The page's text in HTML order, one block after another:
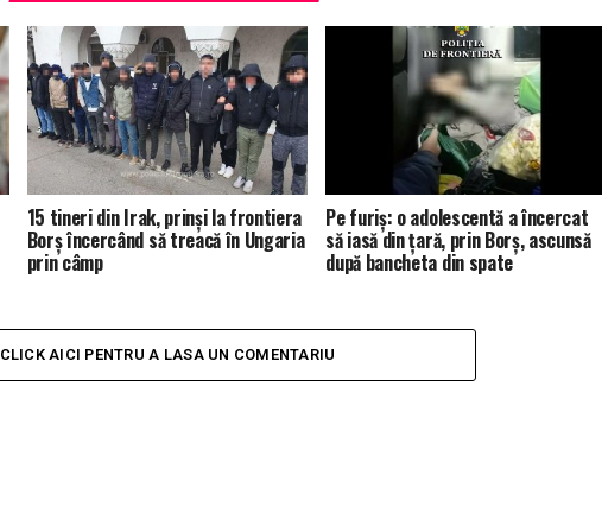
15 tineri din Irak, prinși la frontiera
Borș încercând să treacă în Ungaria
prin câmp
Pe furiş: o adolescentă a încercat
să iasă din țară, prin Borș, ascunsă
după bancheta din spate
CLICK AICI PENTRU A LASA UN COMENTARIU